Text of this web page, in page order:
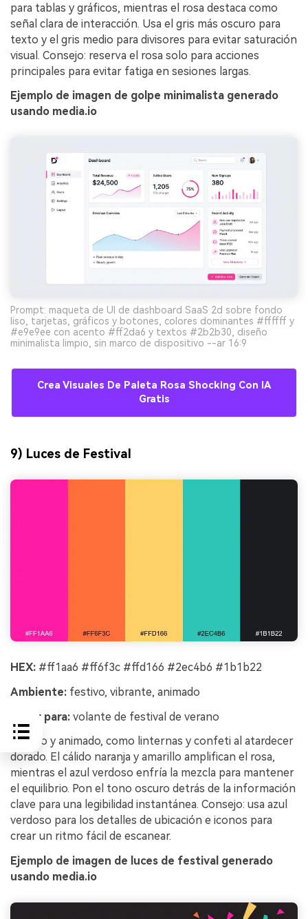
para tablas y gráficos, mientras el rosa destaca como
señal clara de interacción. Usa el gris más oscuro para
texto y el gris medio para divisores para evitar saturación
visual. Consejo: reserva el rosa solo para acciones
principales para evitar fatiga en sesiones largas.
Ejemplo de imagen de golpe minimalista generado
usando media.io
Prompt: maqueta de UI de dashboard SaaS 2d sobre fondo
liso, tarjetas, gráficos y botones, colores dominantes #ffffff y
#e9e9ee con acento #ff2da6 y textos #2b2b30, diseño
minimalista limpio, sin marco de dispositivo --ar 16:9
Crea Visuales De Paleta Rosa Shocking Con IA
Gratis
9) Luces de Festival
HEX: #ff1aa6 #ff6f3c #ffd166 #2ec4b6 #1b1b22
Ambiente: festivo, vibrante, animado
Mejor para: volante de festival de verano
Festivo y animado, como linternas y confeti al atardecer
dorado. El cálido naranja y amarillo amplifican el rosa,
mientras el azul verdoso enfría la mezcla para mantener
el equilibrio. Pon el tono oscuro detrás de la información
clave para una legibilidad instantánea. Consejo: usa azul
verdoso para los detalles de ubicación e iconos para
crear un ritmo fácil de escanear.
Ejemplo de imagen de luces de festival generado
usando media.io